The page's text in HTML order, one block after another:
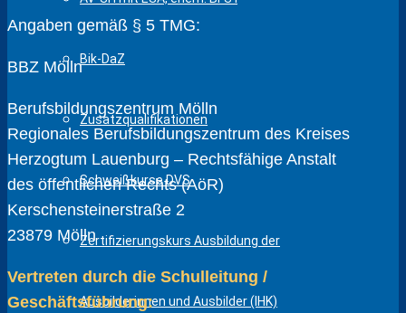
Bik-DaZ
Zusatzqualifikationen
Schweißkurse DVS
Zertifizierungskurs Ausbildung der
Ausbilderinnen und Ausbilder (IHK)
Angaben gemäß § 5 TMG:
BBZ Mölln
Berufsbildungszentrum Mölln
Regionales Berufsbildungszentrum des Kreises
Herzogtum Lauenburg – Rechtsfähige Anstalt
des öffentlichen Rechts (AöR)
Kerschensteinerstraße 2
23879 Mölln
Vertreten durch die Schulleitung /
Geschäftsführung: